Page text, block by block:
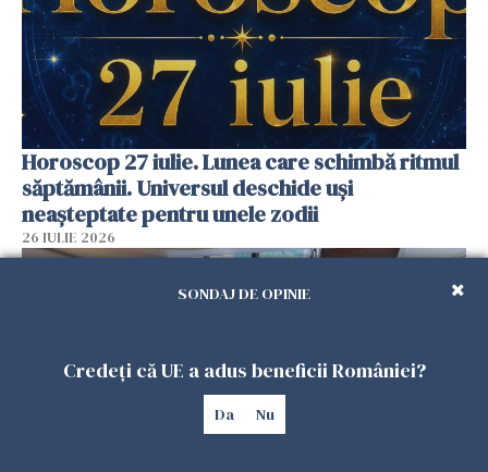
Horoscop 27 iulie. Lunea care schimbă ritmul
săptămânii. Universul deschide uși
neașteptate pentru unele zodii
26 IULIE 2026
SONDAJ DE OPINIE
Credeți că UE a adus beneficii României?
Da Nu